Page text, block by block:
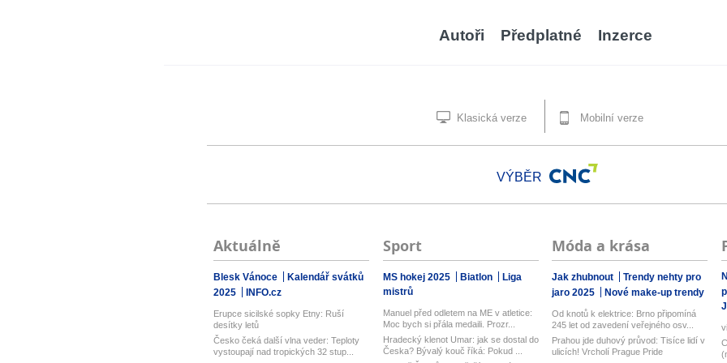
Autoři Předplatné Inzerce
Klasická verze Mobilní verze
VÝBĚR
Aktuálně
Blesk Vánoce
Kalendář svátků
2025
INFO.cz
Erupce sicilské sopky Etny: Ruší
desítky letů
Česko čeká další vlna veder: Teploty
vystoupají nad tropických 32 stup...
Sport
MS hokej 2025 Biatlon
Liga
mistrů
Manuel před odletem na ME v atletice:
Moc bych si přála medaili. Prozr...
Hradecký klenot Umar: jak se dostal do
Česka? Bývalý kouč říká: Pokud ...
Móda a krása
Jak zhubnout
Trendy nehty pro
jaro 2025
Nové make-up trendy
Od knotů k elektrice: Brno připomíná
245 let od zavedení veřejného osv...
Prahou jde duhový průvod: Tisíce lidí v
ulicích! Vrcholí Prague Pride